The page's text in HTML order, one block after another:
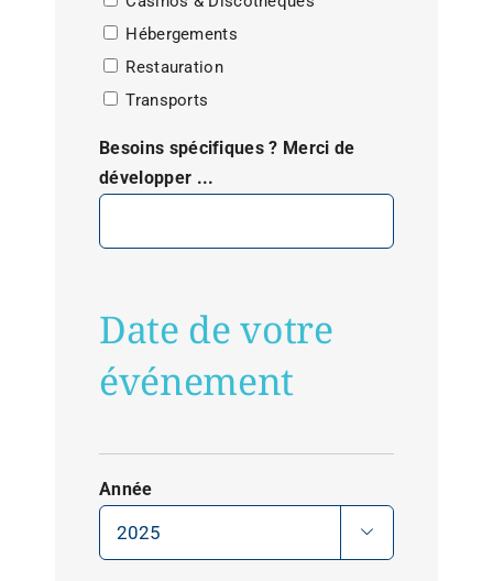
Hébergements
Restauration
Transports
Besoins spécifiques ? Merci de
développer ...
Date de votre
événement
Année
